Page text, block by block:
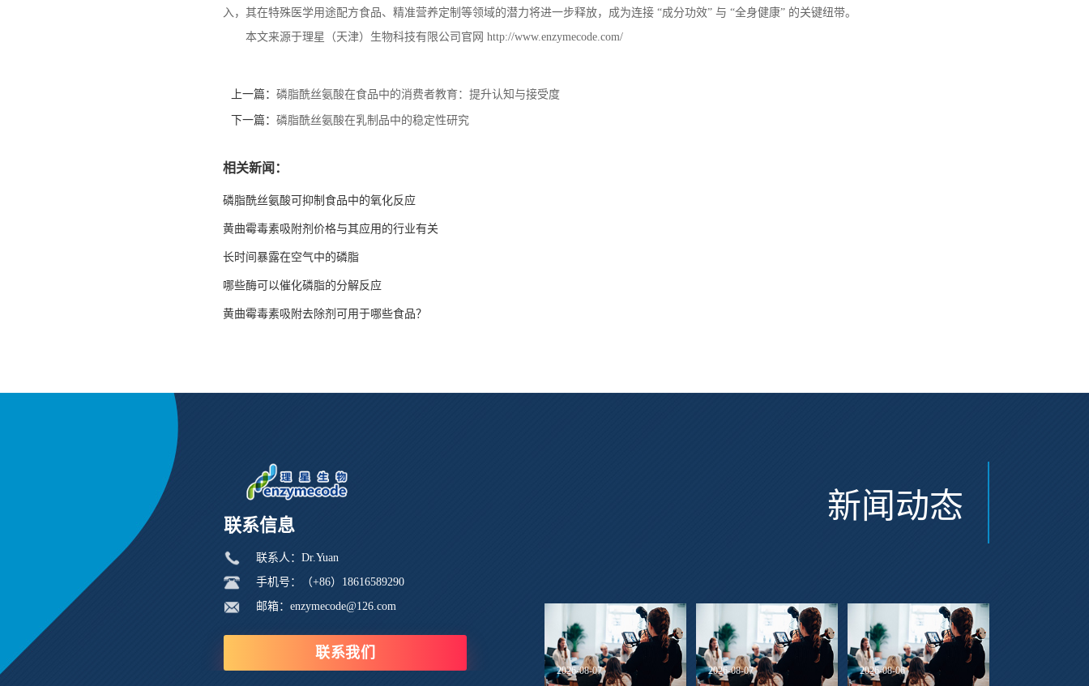
入，其在特殊医学用途配方食品、精准营养定制等领域的潜力将进一步释放，成为连接 “成分功效” 与 “全身健康” 的关键纽带。
本文来源于理星（天津）生物科技有限公司官网 http://www.enzymecode.com/
上一篇： 磷脂酰丝氨酸在食品中的消费者教育：提升认知与接受度
下一篇： 磷脂酰丝氨酸在乳制品中的稳定性研究
相关新闻：
磷脂酰丝氨酸可抑制食品中的氧化反应
黄曲霉毒素吸附剂价格与其应用的行业有关
长时间暴露在空气中的磷脂
哪些酶可以催化磷脂的分解反应
黄曲霉毒素吸附去除剂可用于哪些食品？
新闻动态
2026-08-07 2026-08-07 2026-08-06
联系信息
联系人：Dr.Yuan
手机号：（+86）18616589290
邮箱：enzymecode@126.com
联系我们